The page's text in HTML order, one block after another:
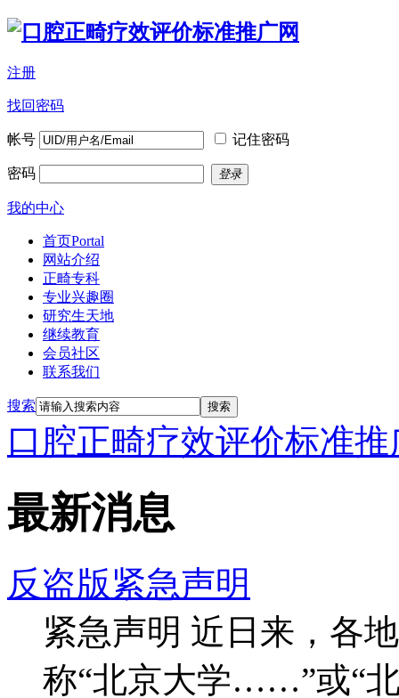
注册
找回密码
帐号 记住密码
密码 登录
我的中心
首页Portal
网站介绍
正畸专科
专业兴趣圈
研究生天地
继续教育
会员社区
联系我们
搜索 搜索
口腔正畸疗效评价标准推
最新消息
反盗版紧急声明
紧急声明 近日来，各
称“北京大学……”或“